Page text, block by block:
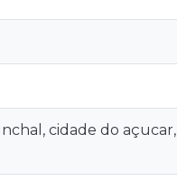
cidade do açucar,